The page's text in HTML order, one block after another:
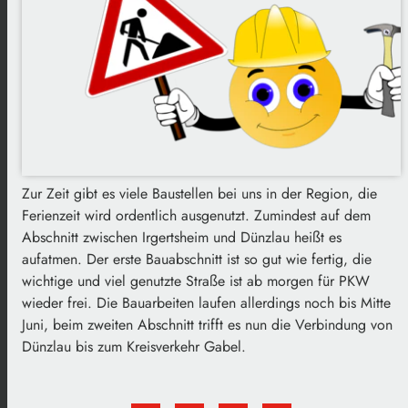
Zur Zeit gibt es viele Baustellen bei uns in der Region, die
Ferienzeit wird ordentlich ausgenutzt. Zumindest auf dem
Abschnitt zwischen Irgertsheim und Dünzlau heißt es
aufatmen. Der erste Bauabschnitt ist so gut wie fertig, die
wichtige und viel genutzte Straße ist ab morgen für PKW
wieder frei. Die Bauarbeiten laufen allerdings noch bis Mitte
Juni, beim zweiten Abschnitt trifft es nun die Verbindung von
Dünzlau bis zum Kreisverkehr Gabel.